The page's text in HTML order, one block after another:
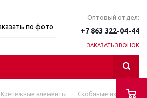
по фото
Оптовый отдел:
+7 863 322-04-44
ЗАКАЗАТЬ ЗВОНОК
Крепежные элементы -
Скобяные изделия